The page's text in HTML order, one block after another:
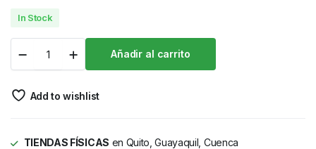
In Stock
Añadir al carrito
Add to wishlist
TIENDAS FÍSICAS en Quito, Guayaquil, Cuenca